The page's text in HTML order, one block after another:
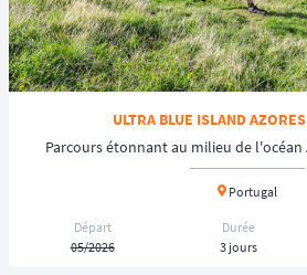
ULTRA BLUE ISLAND
Parcours étonnant au milieu de
Portugal
Départ
05/2026
Durée
3 jours